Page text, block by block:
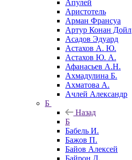
Апулей
Аристотель
Арман Франсуа
Артур Конан Дойл
Асадов Эдуард
Астахов А. Ю.
Астахов Ю. А.
Афанасьев А.Н.
Ахмадулина Б.
Ахматова А.
Ачлей Александр
Б
Назад
Б
Бабель И.
Бажов П.
Байов Алексей
Байрон Д.